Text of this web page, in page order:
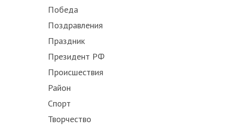
Победа
Поздравления
Праздник
Президент РФ
Происшествия
Район
Спорт
Творчество